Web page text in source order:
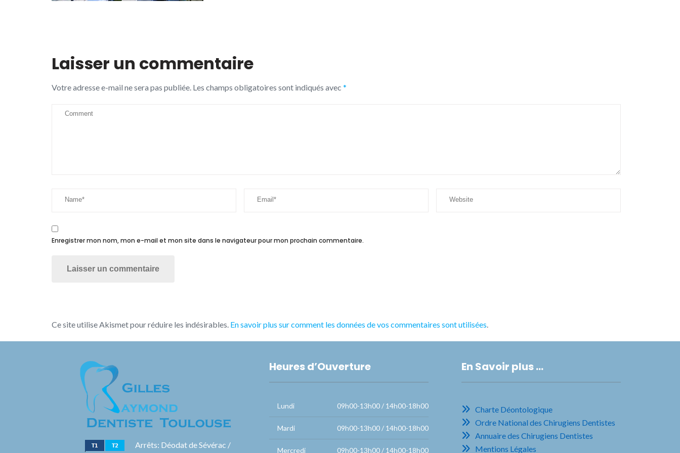
Laisser un commentaire
Votre adresse e-mail ne sera pas publiée. Les champs obligatoires sont indiqués avec *
Enregistrer mon nom, mon e-mail et mon site dans le navigateur pour mon prochain commentaire.
Ce site utilise Akismet pour réduire les indésirables. En savoir plus sur comment les données de vos commentaires sont utilisées.
Arrêts: Déodat de Sévérac /
Heures d’Ouverture
Lundi 09h00-13h00 / 14h00-18h00
Mardi 09h00-13h00 / 14h00-18h00
Mercredi 09h00-13h00 / 14h00-18h00
En Savoir plus …
Charte Déontologique
Ordre National des Chirugiens Dentistes
Annuaire des Chirugiens Dentistes
Mentions Légales